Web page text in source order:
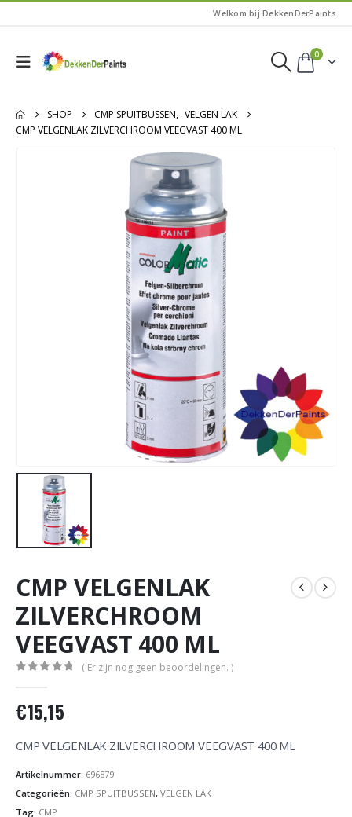
Welkom bij DekkenDerPaints
0
SHOP CMP SPUITBUSSEN, VELGEN LAK
CMP VELGENLAK ZILVERCHROOM VEEGVAST 400 ML
CMP VELGENLAK
ZILVERCHROOM
VEEGVAST 400 ML
( Er zijn nog geen beoordelingen. )
€15,15
CMP VELGENLAK ZILVERCHROOM VEEGVAST 400 ML
Artikelnummer: 696879
Categorieën: CMP SPUITBUSSEN, VELGEN LAK
Tag: CMP